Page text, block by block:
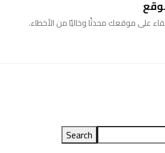
على موقعك محدثًا وخاليًا من الأخطاء.
Search